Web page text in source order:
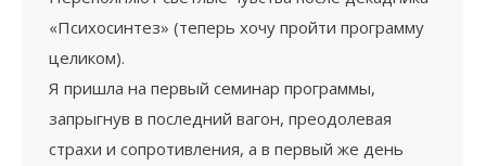
«Психосинтез» (теперь хочу пройти программу
целиком).
Я пришла на первый семинар программы,
запрыгнув в последний вагон, преодолевая
страхи и сопротивления, а в первый же день